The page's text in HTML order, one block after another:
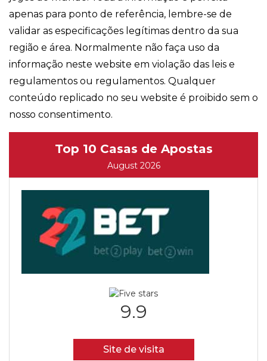
apenas para ponto de referência, lembre-se de
validar as especificações legítimas dentro da sua
região e área. Normalmente não faça uso da
informação neste website em violação das leis e
regulamentos ou regulamentos. Qualquer
conteúdo replicado no seu website é proibido sem o
nosso consentimento.
Top 10 Casas de Apostas
August 2026
9.9
Site de visita